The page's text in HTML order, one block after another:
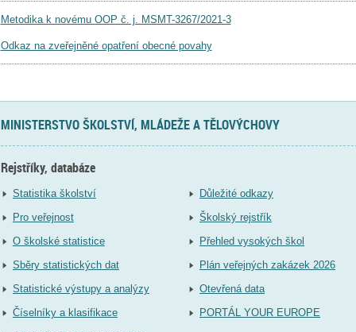
Metodika k novému OOP č. j. MSMT-3267/2021-3
Odkaz na zveřejněné opatření obecné povahy
MINISTERSTVO ŠKOLSTVÍ, MLÁDEŽE A TĚLOVÝCHOVY
Rejstříky, databáze
Statistika školství
Pro veřejnost
O školské statistice
Sběry statistických dat
Statistické výstupy a analýzy
Číselníky a klasifikace
Důležité odkazy
Školský rejstřík
Přehled vysokých škol
Plán veřejných zakázek 2026
Otevřená data
PORTÁL YOUR EUROPE